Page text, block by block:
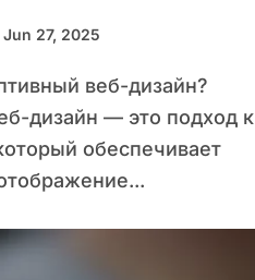
Jun 27, 2025
дизайн — это подход к
обеспечивает